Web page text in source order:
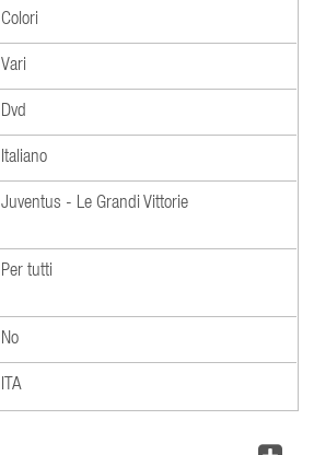
Colori
Vari
Dvd
Italiano
Juventus - Le Grandi Vittorie
Per tutti
No
ITA